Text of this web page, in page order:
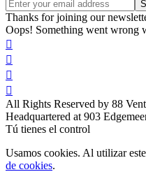
Thanks for joining our
Oops! Something went wrong




All Rights Reserved by 88
Headquartered at 903
Tú tienes el control
Usamos cookies. Al utilizar
de cookies.